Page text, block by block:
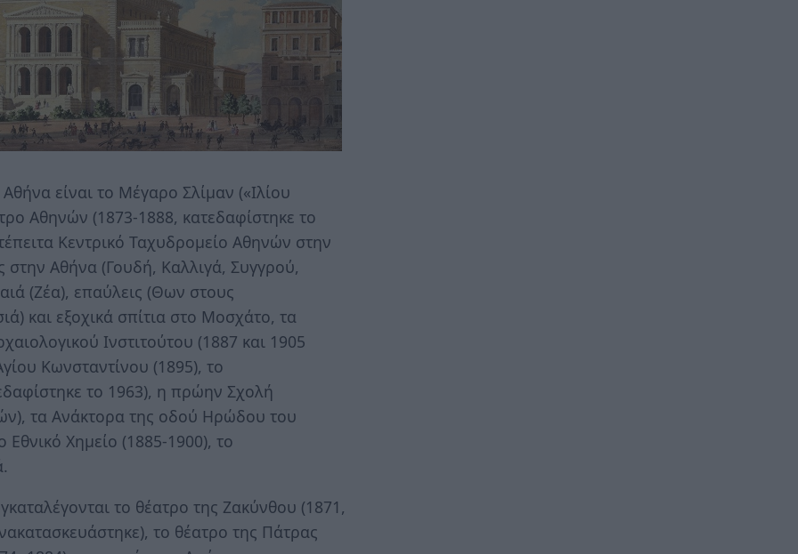
είναι το Μέγαρο Σλίμαν («Ιλίου
Αθηνών (1873-1888, κατεδαφίστηκε το
Κεντρικό Ταχυδρομείο Αθηνών στην
στην Αθήνα (Γουδή, Καλλιγά, Συγγρού,
(Ζέα), επαύλεις (Θων στους
και εξοχικά σπίτια στο Μοσχάτο, τα
Ινστιτούτου (1887 και 1905
Κωνσταντίνου (1895), το
το 1963), η πρώην Σχολή
τα Ανάκτορα της οδού Ηρώδου του
Χημείο (1885-1900), το
το θέατρο της Ζακύνθου (1871,
το θέατρο της Πάτρας